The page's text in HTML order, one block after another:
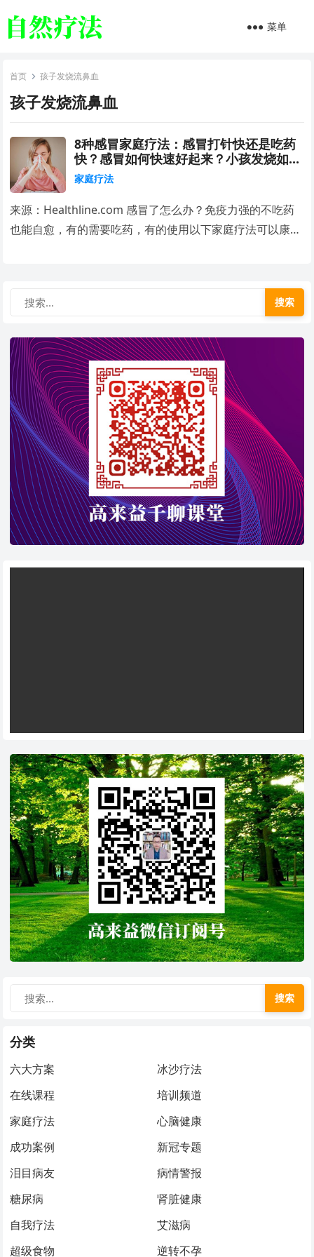
菜单
首页 孩子发烧流鼻血
孩子发烧流鼻血
8种感冒家庭疗法：感冒打针快还是吃药
快？感冒如何快速好起来？小孩发烧如何
快速退烧?
家庭疗法
来源：Healthline.com 感冒了怎么办？免疫力强的不吃药
也能自愈，有的需要吃药，有的使用以下家庭疗法可以康…
搜索
搜索
分类
六大方案
冰沙疗法
在线课程
培训频道
家庭疗法
心脑健康
成功案例
新冠专题
泪目病友
病情警报
糖尿病
肾脏健康
自我疗法
艾滋病
超级食物
逆转不孕